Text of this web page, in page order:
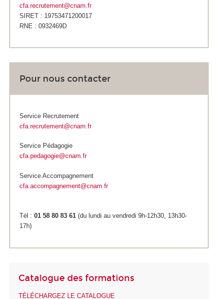
cfa.recrutement@cnam.fr
SIRET : 19753471200017
RNE : 0932469D
Pour nous contacter
Service Recrutement
cfa.recrutement@cnam.fr
Service Pédagogie
cfa.pedagogie@cnam.fr
Service Accompagnement
cfa.accompagnement@cnam.fr
Tél : 01 58 80 83 61 (du lundi au vendredi 9h-12h30, 13h30-
17h)
Catalogue des formations
TÉLÉCHARGEZ LE CATALOGUE